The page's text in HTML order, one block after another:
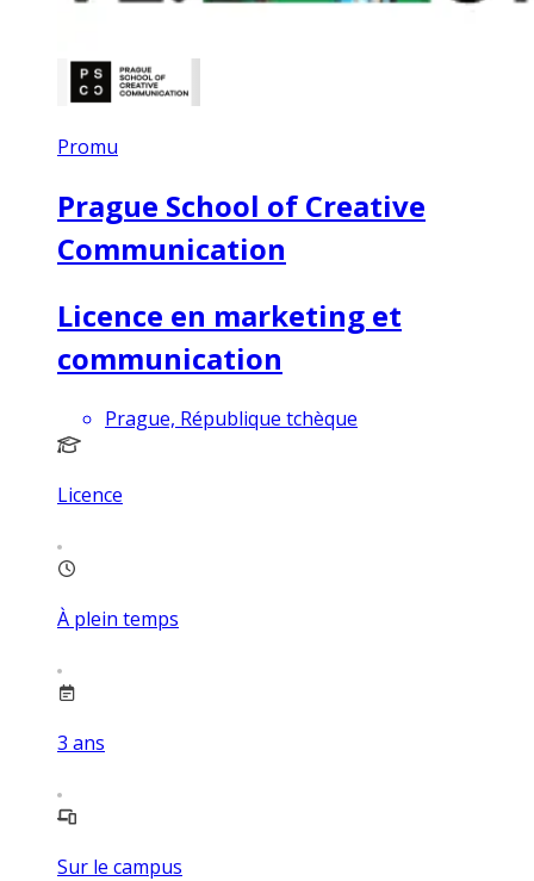
Promu
Prague School of Creative
Communication
Licence en marketing et
communication
Prague, République tchèque
Licence
À plein temps
3 ans
Sur le campus